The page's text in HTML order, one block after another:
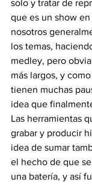
solo y tratar de
que es un show
nosotros
los temas,
medley, pero
más largos, y
tienen muchas
idea que
Las herramientas
grabar y producir
idea de sumar
el hecho de que
una batería, y así